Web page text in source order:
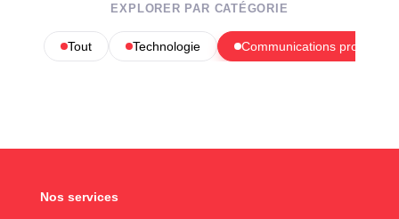
EXPLORER PAR CATÉGORIE
Tout Technologie Communications
Nos services